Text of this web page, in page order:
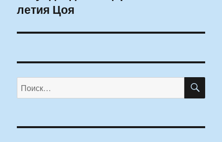
летия Цоя
Искать: